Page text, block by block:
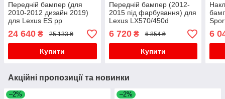
Передній бампер (для
2010-2012 дизайн 2019)
для Lexus ES рр
24 640 ₴ 25 133 ₴
Купити
Передній бампер (2012-
2015 під фарбування) для
Lexus LX570/450d
6 720₴ 6 854 ₴
Купити
6
Акційні пропозиції та новинки
–2% –2%